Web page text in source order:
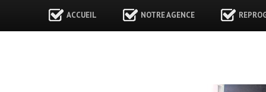
ACCUEIL NOTRE AGENCE